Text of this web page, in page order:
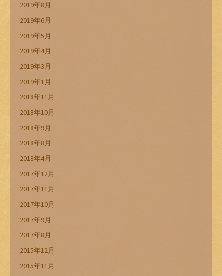
2019年8月
2019年6月
2019年5月
2019年4月
2019年3月
2019年1月
2018年11月
2018年10月
2018年9月
2018年8月
2018年4月
2017年12月
2017年11月
2017年10月
2017年9月
2017年8月
2015年12月
2015年11月